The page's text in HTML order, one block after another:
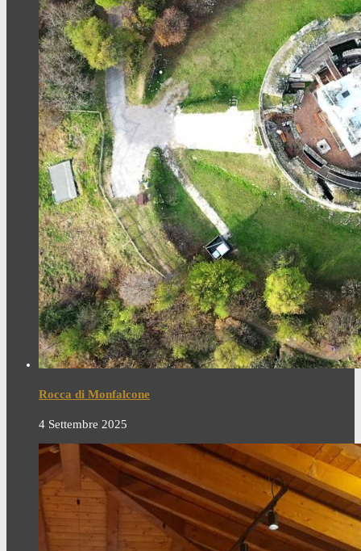
Rocca di Monfalcone
4 Settembre 2025